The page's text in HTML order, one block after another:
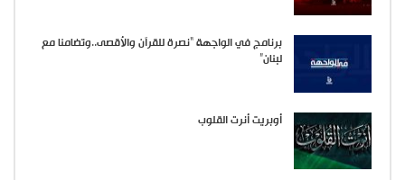
برنامج في الواجهة “نصرة للقرآن والأقصى..وتضامنا مع
لبنان”
أوبريت أنرت القلوب